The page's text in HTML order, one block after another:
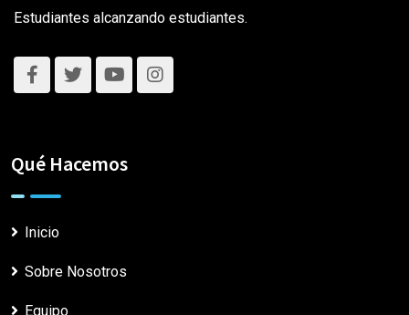
Estudiantes alcanzando estudiantes.
Qué Hacemos
Inicio
Sobre Nosotros
Equipo